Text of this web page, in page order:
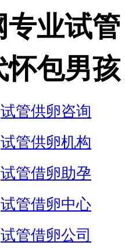
专业试管
怀包男孩
试管供卵咨询
试管供卵机构
试管借卵助孕
试管借卵中心
试管借卵公司